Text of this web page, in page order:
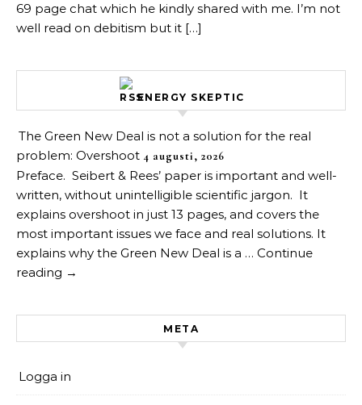
69 page chat which he kindly shared with me. I’m not
well read on debitism but it […]
ENERGY SKEPTIC
The Green New Deal is not a solution for the real
problem: Overshoot 4 augusti, 2026
Preface. Seibert & Rees’ paper is important and well-
written, without unintelligible scientific jargon. It
explains overshoot in just 13 pages, and covers the
most important issues we face and real solutions. It
explains why the Green New Deal is a … Continue
reading →
META
Logga in